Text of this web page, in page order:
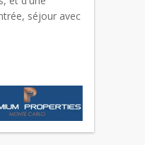
séjour avec